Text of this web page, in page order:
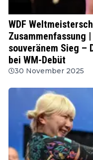
WDF
Zusammenfassung
souveränem Sieg –
bei WM-Debüt
30 November 2025